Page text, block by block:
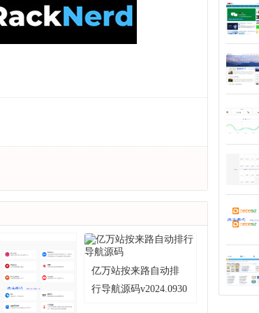
亿万站按来路自动排
行导航源码v2024.0930